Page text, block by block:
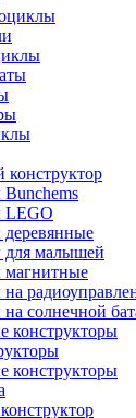
LEGO
для малышей
магнитные
солнечной
конструкторы
конструкторы